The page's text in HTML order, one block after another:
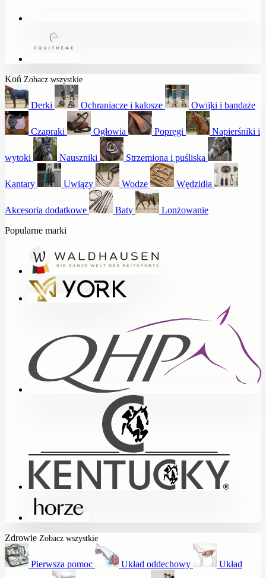
Koń Zobacz wszystkie
Derki Ochraniacze i kalosze Owijki i bandaże
Czapraki Ogłowia Popręgi Napierśniki i
wytoki Nauszniki Strzemiona i puśliska
Kantary Uwiązy Wodze Wędzidła
Akcesoria dodatkowe Baty
Lonżowanie
Popularne marki
Zdrowie Zobacz wszystkie
Pierwsza pomoc Układ oddechowy Układ